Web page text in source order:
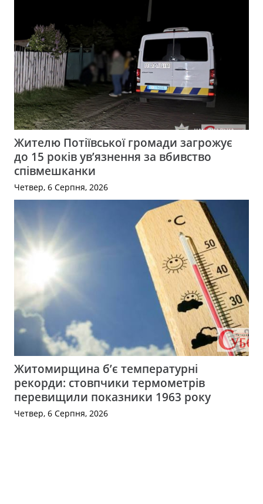
Жителю Потіївської громади загрожує
до 15 років ув’язнення за вбивство
співмешканки
Четвер, 6 Серпня, 2026
Житомирщина б’є температурні
рекорди: стовпчики термометрів
перевищили показники 1963 року
Четвер, 6 Серпня, 2026